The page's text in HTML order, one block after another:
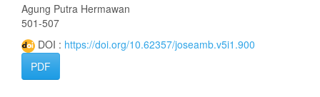
Agung Putra Hermawan
501-507
DOI : https://doi.org/10.62357/joseamb.v5i1.900
PDF